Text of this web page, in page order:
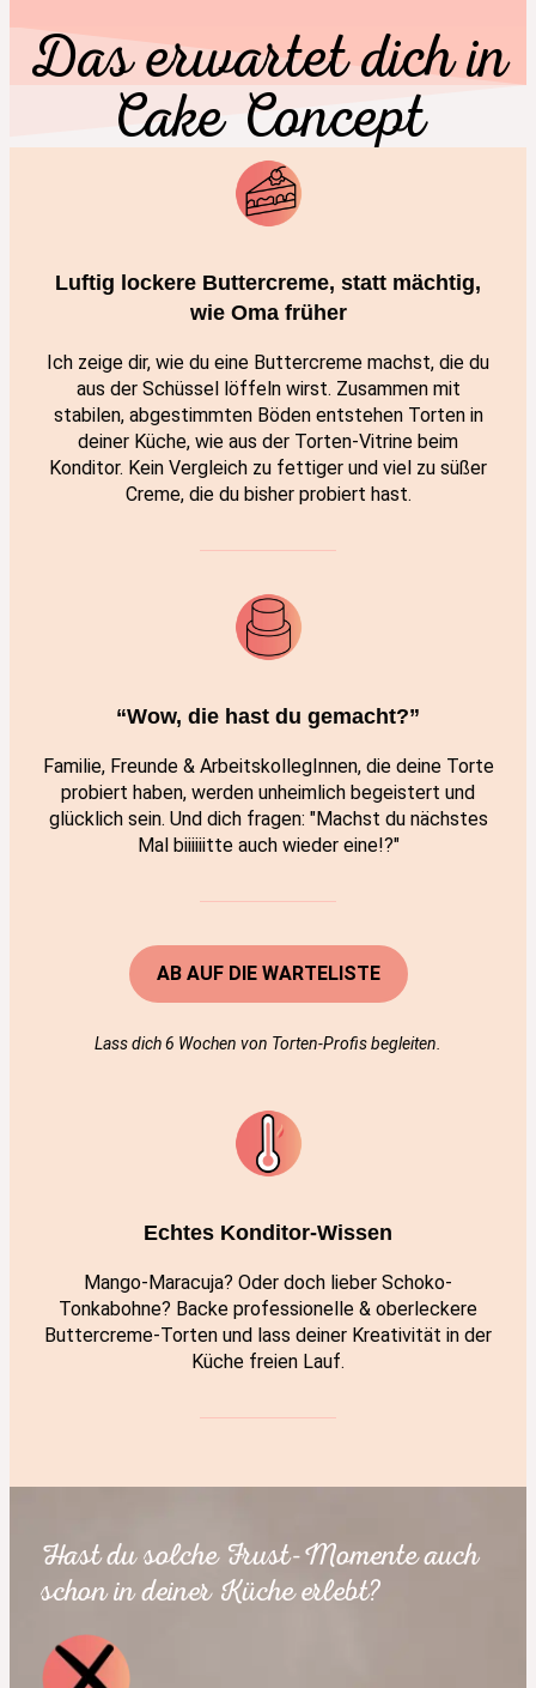
Das erwartet dich in
Cake Concept
Luftig lockere Buttercreme, statt mächtig,
wie Oma früher
Ich zeige dir, wie du eine Buttercreme machst, die du
aus der Schüssel löffeln wirst. Zusammen mit
stabilen, abgestimmten Böden entstehen Torten in
deiner Küche, wie aus der Torten-Vitrine beim
Konditor. Kein Vergleich zu fettiger und viel zu süßer
Creme, die du bisher probiert hast.
“Wow, die hast du gemacht?”
Familie, Freunde & ArbeitskollegInnen, die deine Torte
probiert haben, werden unheimlich begeistert und
glücklich sein. Und dich fragen: "Machst du nächstes
Mal biiiiiitte auch wieder eine!?"
AB AUF DIE WARTELISTE
Lass dich 6 Wochen von Torten-Profis begleiten.
Echtes Konditor-Wissen
Mango-Maracuja? Oder doch lieber Schoko-
Tonkabohne? Backe professionelle & oberleckere
Buttercreme-Torten und lass deiner Kreativität in der
Küche freien Lauf.
Hast du solche Frust-Momente auch
schon in deiner Küche erlebt?